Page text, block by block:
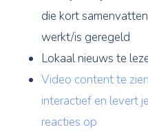
die kort
werkt/is geregeld
Lokaal nieuws te
Video content te
interactief en levert
reacties op